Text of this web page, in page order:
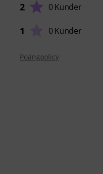
2 0 Kunder
1 0 Kunder
Poängpolicy